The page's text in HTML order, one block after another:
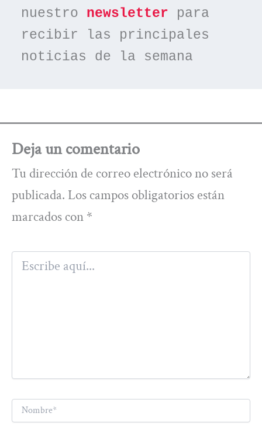
nuestro newsletter para
recibir las principales
noticias de la semana
Deja un comentario
Tu dirección de correo electrónico no será
publicada. Los campos obligatorios están
marcados con *
Escribe
aquí...
Nombre*